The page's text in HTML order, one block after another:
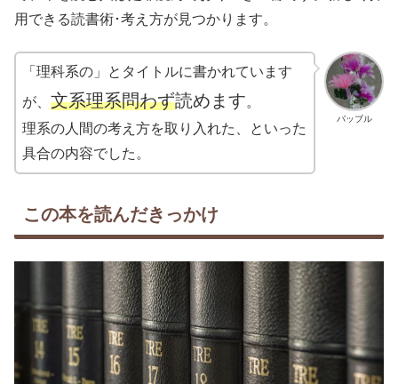
用できる読書術･考え方が見つかります。
バッブル
「理科系の」とタイトルに書かれています
が、 文系理系問わず読めます。
理系の人間の考え方を取り入れた、といった
具合の内容でした。
この本を読んだきっかけ